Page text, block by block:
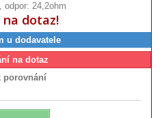
odpor: 24,2ohm
na dotaz!
u dodavatele
na dotaz
porovnání